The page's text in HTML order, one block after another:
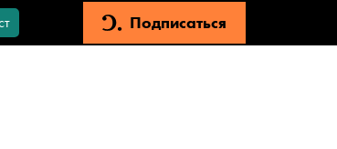
Подписаться